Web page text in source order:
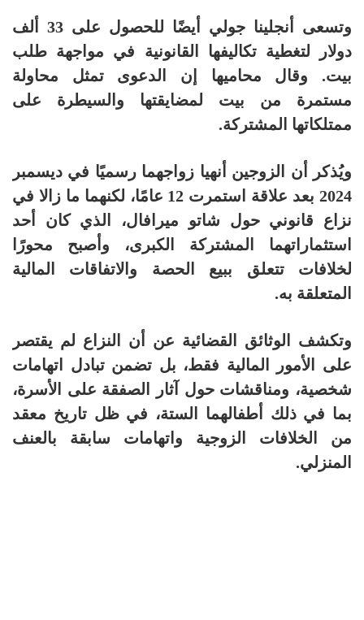
وتسعى أنجلينا جولي أيضًا للحصول على 33 ألف
دولار لتغطية تكاليفها القانونية في مواجهة طلب
بيت. وقال محاميها إن الدعوى تمثل محاولة
مستمرة من بيت لمضايقتها والسيطرة على
ممتلكاتها المشتركة.
ويُذكر أن الزوجين أنهيا زواجهما رسميًا في ديسمبر
2024 بعد علاقة استمرت 12 عامًا، لكنهما ما زالا في
نزاع قانوني حول شاتو ميرافال، الذي كان أحد
استثماراتهما المشتركة الكبرى، وأصبح محورًا
لخلافات تتعلق ببيع الحصة والاتفاقات المالية
المتعلقة به.
وتكشف الوثائق القضائية عن أن النزاع لم يقتصر
على الأمور المالية فقط، بل تضمن تبادل اتهامات
شخصية، ومناقشات حول آثار الصفقة على الأسرة،
بما في ذلك أطفالهما الستة، في ظل تاريخ معقد
من الخلافات الزوجية واتهامات سابقة بالعنف
المنزلي.